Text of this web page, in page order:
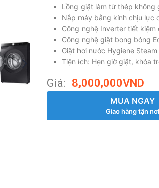
Lồng giặt làm từ thép không
Nắp máy bằng kính chịu lực
Công nghệ Inverter tiết kiệm
Công nghệ giặt bong bóng
Giặt hơi nước Hygiene
Tiện ích: Hẹn giờ giặt, khóa
Giá: 8,000,000VND
MUA NGAY
Giao hàng tận nơi